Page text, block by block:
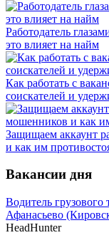
Работодатель
это влияет на найм
Как работать с
соискателей и
Защищаем аккаунт
и как им
Вакансии дня
Водитель грузового
Афанасьево
HeadHunter